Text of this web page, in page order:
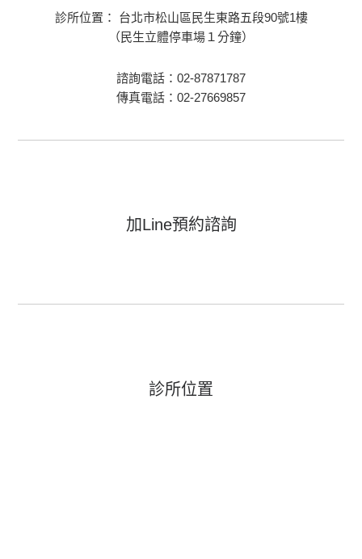
診所位置： 台北市松山區民生東路五段90號1樓
（民生立體停車場１分鐘）
諮詢電話：02-87871787
傳真電話：02-27669857
加Line預約諮詢
診所位置